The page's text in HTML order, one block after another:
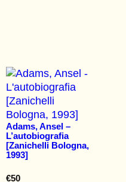
Adams, Ansel –
L’autobiografia
[Zanichelli Bologna,
1993]
€50